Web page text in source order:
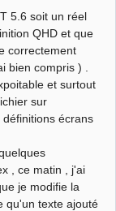
5.6 soit un réel
QHD et que
correctement
bien compris ) .
et surtout
sur
écrans
, ce matin , j'ai
je modifie la
qu'un texte ajouté